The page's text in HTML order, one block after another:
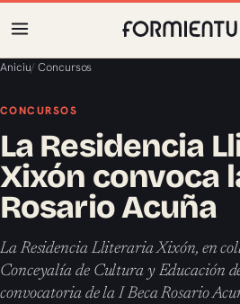
Aniciu/Concursos
CONCURSOS
La Residencia
Xixón convoca
Rosario Acuña
La Residencia Lliteraria Xixón, en
Conceyalía de Cultura y Educación
convocatoria de la I Beca Rosario